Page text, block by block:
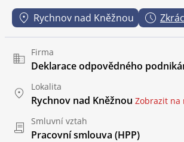
Rychnov nad Kněžnou
Firma
Deklarace odpovědného
Lokalita
Rychnov nad Kněžnou Zobrazit na
Smluvní vztah
Pracovní smlouva (HPP)